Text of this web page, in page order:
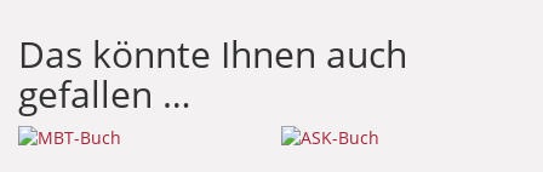
Das könnte Ihnen auch
gefallen …